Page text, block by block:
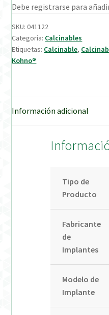
Verification Required
Welcome to DELTA
Debe registrarse para
SKU:041122
Categoría: Calcinables
Etiquetas: Calcinable,
Kohno®
Información adicional
Tipo de
Producto
Fabricante
de
Implantes
Modelo de
Implante